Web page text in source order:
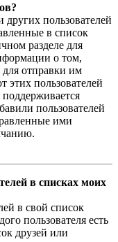
пользователей
в список
разделе для
о том,
для отправки им
пользователей
поддерживается
пользователей
ими
в списках моих
в свой список
пользователя есть
друзей или